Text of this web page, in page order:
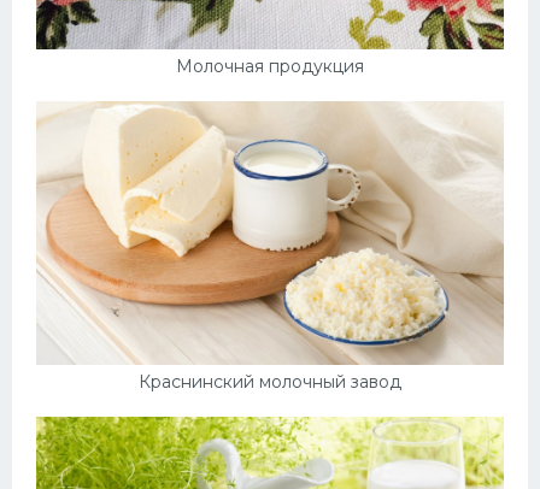
Молочная продукция
Краснинский молочный завод